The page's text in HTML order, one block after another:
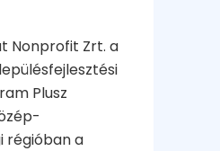
Nonprofit Zrt. a
Plusz
régióban a